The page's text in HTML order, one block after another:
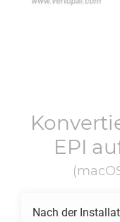
EPI
Nach der